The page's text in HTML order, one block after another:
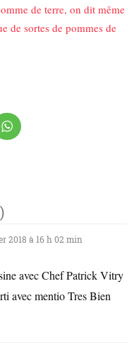
de terre, on dit même
de sortes de pommes de
2018 à 16 h 02 min
avec Chef Patrick Vitry
avec mentio Tres Bien